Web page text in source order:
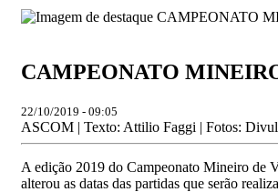
CAMPEONATO
22/10/2019 - 09:05
ASCOM | Texto: Attilio Faggi | Fotos:
A edição 2019 do Campeonato Mineiro de
alterou as datas das partidas que serão